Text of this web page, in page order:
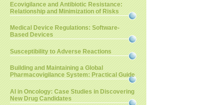
Ecovigilance and Antibiotic Resistance:
Relationship and Minimization of Risks
Medical Device Regulations: Software-
Based Devices
Susceptibility to Adverse Reactions
Building and Maintaining a Global
Pharmacovigilance System: Practical Guide
AI in Oncology: Case Studies in Discovering
New Drug Candidates